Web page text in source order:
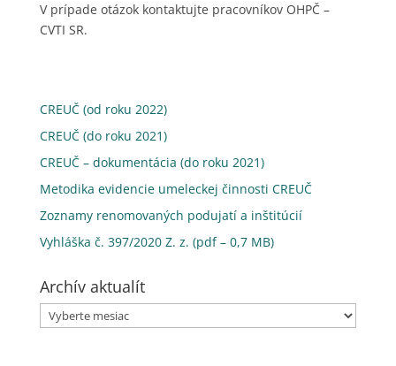
V prípade otázok kontaktujte pracovníkov OHPČ –
CVTI SR.
CREUČ (od roku 2022)
CREUČ (do roku 2021)
CREUČ – dokumentácia (do roku 2021)
Metodika evidencie umeleckej činnosti CREUČ
Zoznamy renomovaných podujatí a inštitúcií
Vyhláška č. 397/2020 Z. z. (pdf – 0,7 MB)
Archív aktualít
Archív
aktualít